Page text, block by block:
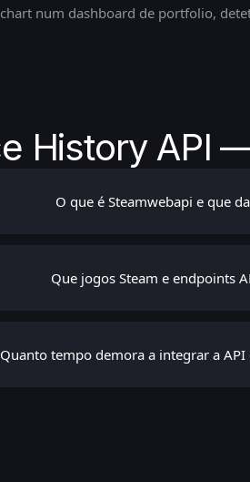
num dashboard de portfolio,
History API
O que é Steamwebapi e que
Que jogos Steam e endpoints
Quanto tempo demora a integrar a API